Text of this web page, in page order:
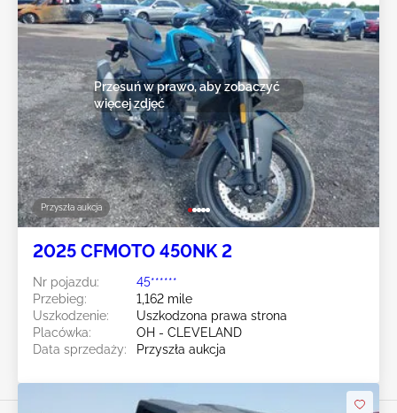
Przyszła aukcja
Przesuń w prawo, aby zobaczyć
więcej zdjęć
2025 CFMOTO 450NK 2
Nr pojazdu:
45******
Przebieg:
1,162 mile
Uszkodzenie:
Uszkodzona prawa strona
Placówka:
OH - CLEVELAND
Data sprzedaży:
Przyszła aukcja